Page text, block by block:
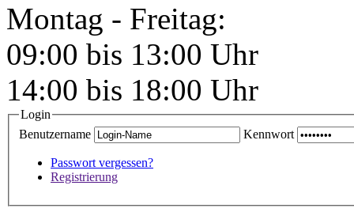
Montag - Freitag:
09:00 bis 13:00 Uhr
14:00 bis 18:00 Uhr
Login
Benutzername
Kennwort
Passwort vergessen?
Registrierung